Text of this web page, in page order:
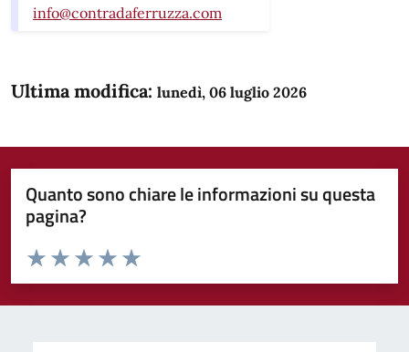
info@contradaferruzza.com
Ultima modifica: lunedì, 06 luglio 2026
Quanto sono chiare le informazioni su questa
pagina?
Domanda
Valuta da 1 a 5 stelle la pagina
Valuta 5 stelle su 5
Valuta 4 stelle su 5
Valuta 3 stelle su 5
Valuta 2 stelle su 5
Valuta 1 stelle su 5